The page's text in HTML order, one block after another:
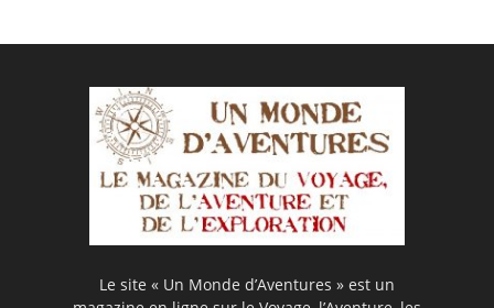
Le site « Un Monde d’Aventures » est un